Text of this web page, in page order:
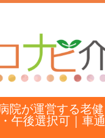
院が運営する老
午後選択可｜車